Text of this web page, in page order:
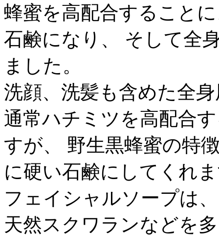
蜂蜜を高配合すること
石鹸になり、 そして全
ました。
洗顔、洗髪も含めた全
通常ハチミツを高配合
すが、 野生黒蜂蜜の特
に硬い石鹸にしてくれ
フェイシャルソープは
天然スクワランなどを